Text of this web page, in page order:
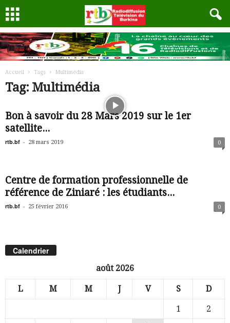
Accueil Tags Multimédia
Tag: Multimédia
Bon à savoir du 28 Mars 2019 sur le 1er
satellite...
rtb.bf - 28 mars 2019 0
Centre de formation professionnelle de
référence de Ziniaré : les étudiants...
rtb.bf - 25 février 2016 0
Calendrier
août 2026
L M M J V S D
1
2